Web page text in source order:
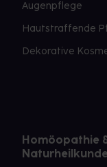
Augenpflege
Hautstraffende
Dekorative
Homöopathie
Naturheilkunde